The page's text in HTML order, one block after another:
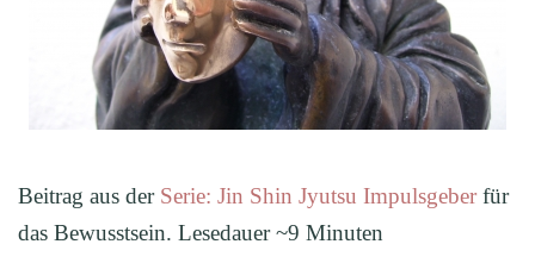
Beitrag aus der Serie: Jin Shin Jyutsu Impulsgeber für
das Bewusstsein. Lesedauer ~9 Minuten